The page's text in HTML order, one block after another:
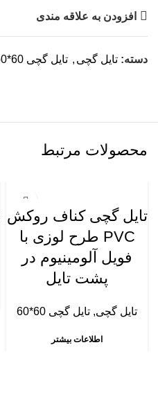
افزودن به علاقه مندی
دسته: تایل گچی , تایل گچی 60*60
محصولات مرتبط
تایل گچی کناف روکش
PVC طرح لوزی با
فویل آلومینیوم در
پشت تایل
تایل گچی, تایل گچی 60*60
اطلاعات بیشتر